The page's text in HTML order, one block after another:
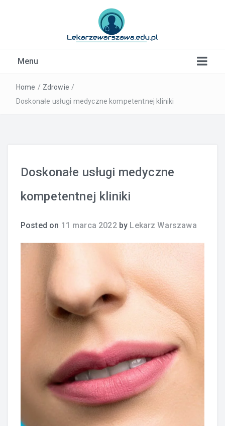
Menu
Home / Zdrowie /
Doskonałe usługi medyczne kompetentnej kliniki
Doskonałe usługi medyczne
kompetentnej kliniki
Posted on 11 marca 2022by Lekarz Warszawa